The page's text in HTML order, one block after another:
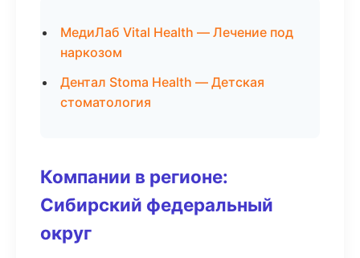
МедиЛаб Vital Health — Лечение под
наркозом
Дентал Stoma Health — Детская
стоматология
Компании в регионе:
Сибирский федеральный
округ